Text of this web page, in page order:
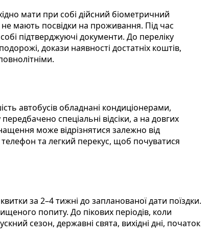
мати при собі дійсний біометричний
мають посвідки на проживання. Під час
підтверджуючі документи. До переліку
докази наявності достатніх коштів,
автобусів обладнані кондиціонерами,
спеціальні відсіки, а на довгих
може відрізнятися залежно від
та легкий перекус, щоб почуватися
за 2–4 тижні до запланованої дати поїздки.
попиту. До пікових періодів, коли
сезон, державні свята, вихідні дні, початок